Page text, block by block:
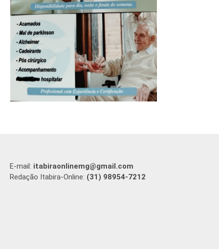
E-mail: itabiraonlinemg@gmail.com
Redação Itabira-Online: (31) 98954-7212